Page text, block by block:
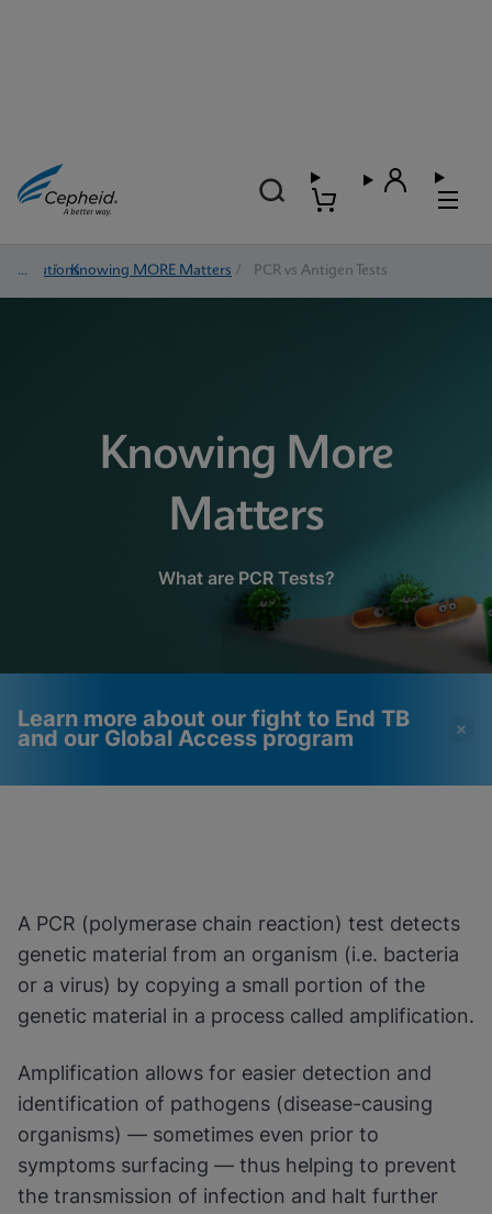
Solutions
/ Knowing MORE Matters / PCR vs Antigen Tests
Knowing More
Matters
What are PCR Tests?
Learn more about our fight to End TB
and our Global Access program
Toiminnallisten evästeiden
käyttöönotto päivittää nämä asetukset
kaikille evästeille
Näytä & päivitä evästeasetukset
Näytä tietosuojakäytäntö
Ota toiminnalliset evästeet käyttöön
Valmis
A PCR (polymerase chain reaction) test detects
genetic material from an organism (i.e. bacteria
or a virus) by copying a small portion of the
genetic material in a process called amplification.
Amplification allows for easier detection and
identification of pathogens (disease-causing
organisms) — sometimes even prior to
symptoms surfacing — thus helping to prevent
the transmission of infection and halt further